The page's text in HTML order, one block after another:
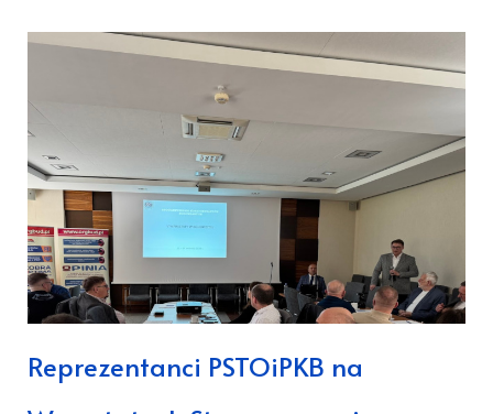
Reprezentanci PSTOiPKB na